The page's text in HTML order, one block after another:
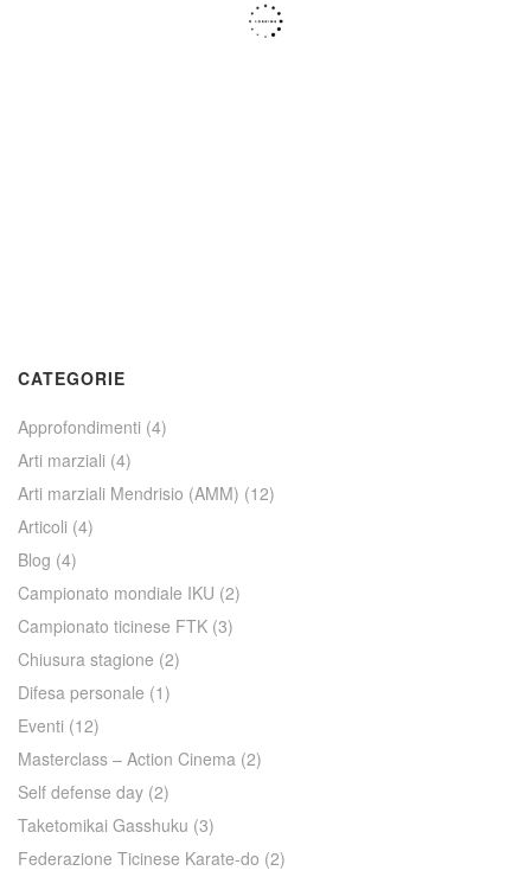
CATEGORIE
Approfondimenti (4)
Arti marziali (4)
Arti marziali Mendrisio (AMM) (12)
Articoli (4)
Blog (4)
Campionato mondiale IKU (2)
Campionato ticinese FTK (3)
Chiusura stagione (2)
Difesa personale (1)
Eventi (12)
Masterclass – Action Cinema (2)
Self defense day (2)
Taketomikai Gasshuku (3)
Federazione Ticinese Karate-do (2)